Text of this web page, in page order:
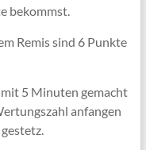
bekommst.
Remis sind 6 Punkte
5 Minuten gemacht
anfangen